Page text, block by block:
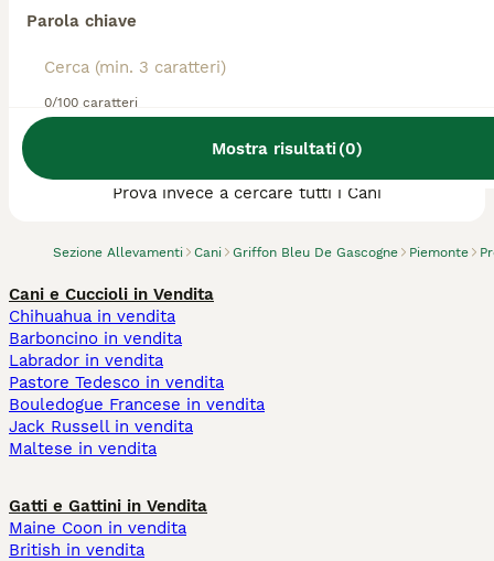
Parola chiave
0/100 caratteri
Mostra risultati(0)
Sezione Allevamenti Cani Griffon Bleu De Gascogne Piemonte
Abbiamo trovato 0 Allevamento di Griffon
Prova invece a cercare tutti i Cani
Cani e Cuccioli in Vendita
Chihuahua in vendita
Barboncino in vendita
Labrador in vendita
Pastore Tedesco in vendita
Bouledogue Francese in vendita
Jack Russell in vendita
Maltese in vendita
Gatti e Gattini in Vendita
Maine Coon in vendita
British in vendita